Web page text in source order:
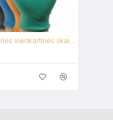
Vinilo pirštinės vienkartinės skaidrios, 100 vienetų pakuotėje.